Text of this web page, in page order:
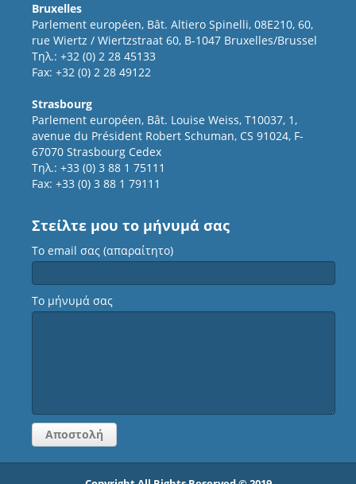
Bruxelles
Parlement européen, Bât. Altiero Spinelli, 08E210, 60,
rue Wiertz / Wiertzstraat 60, B-1047 Bruxelles/Brussel
Τηλ.: +32 (0) 2 28 45133
Fax: +32 (0) 2 28 49122
Strasbourg
Parlement européen, Bât. Louise Weiss, T10037, 1,
avenue du Président Robert Schuman, CS 91024, F-
67070 Strasbourg Cedex
Τηλ.: +33 (0) 3 88 1 75111
Fax: +33 (0) 3 88 1 79111
Στείλτε μου το μήνυμά σας
Το email σας (απαραίτητο)
Το μήνυμά σας